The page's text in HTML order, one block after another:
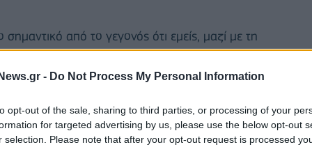
- Do Not Process My Personal Information
opt-out of the sale, sharing to third parties, or processing of your
for targeted advertising by us, please use the below opt-out
selection. Please note that after your opt-out request is processed
από το γεγονός ότι εμείς, μαζί με τη
δήλωσε ο Κρίστερσον στους δημοσιογράφους.
λειτουργικό διάλογο για την ένταξη στη
λειτουργικό διάλογο, θα είναι δυσκολότερο για
συνέπειες για την ασφάλεια της χώρας, τόνισε.